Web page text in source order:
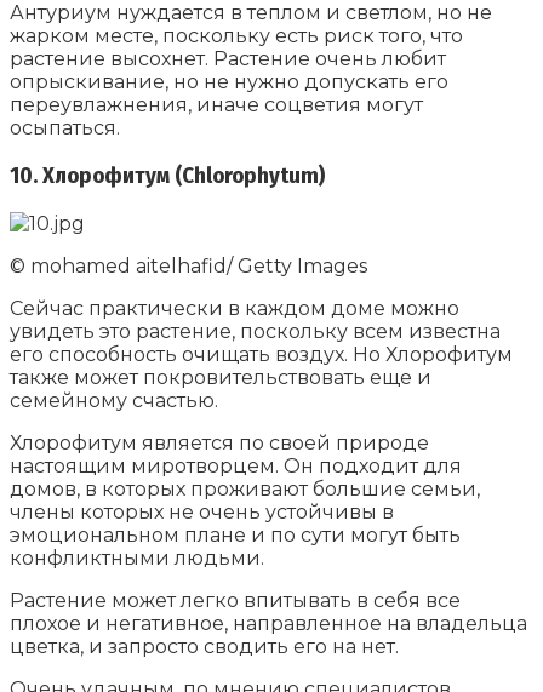
Антуриум нуждается в теплом и светлом, но не
жарком месте, поскольку есть риск того, что
растение высохнет. Растение очень любит
опрыскивание, но не нужно допускать его
переувлажнения, иначе соцветия могут
осыпаться.
10. Хлорофитум (Chlorophytum)
© mohamed aitelhafid/ Getty Images
Сейчас практически в каждом доме можно
увидеть это растение, поскольку всем известна
его способность очищать воздух. Но Хлорофитум
также может покровительствовать еще и
семейному счастью.
Хлорофитум является по своей природе
настоящим миротворцем. Он подходит для
домов, в которых проживают большие семьи,
члены которых не очень устойчивы в
эмоциональном плане и по сути могут быть
конфликтными людьми.
Растение может легко впитывать в себя все
плохое и негативное, направленное на владельца
цветка, и запросто сводить его на нет.